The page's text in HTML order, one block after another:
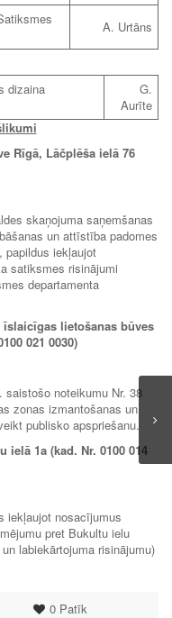
A. Urtāns
dizaina
G.
Aurīte
Rīgā, Lāčplēša ielā 76
skaņojuma saņemšanas
un attīstība padomes
papildus iekļaujot
satiksmes risinājumi
departamenta
lietošanas būves
021 0030)
saistošo noteikumu Nr. 38
zonas izmantošanas un
publisko apspriešanu.
1a (kad. Nr. 0100 014
iekļaujot nosacījumus
pret Bukultu ielu
labiekārtojuma risinājumu)
0Patīk